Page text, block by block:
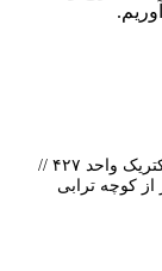
آدرس دفتر: تهران لاله زار پاساژ تهران الکتریک واحد ۴۲۷ //
از کوچه ترابی